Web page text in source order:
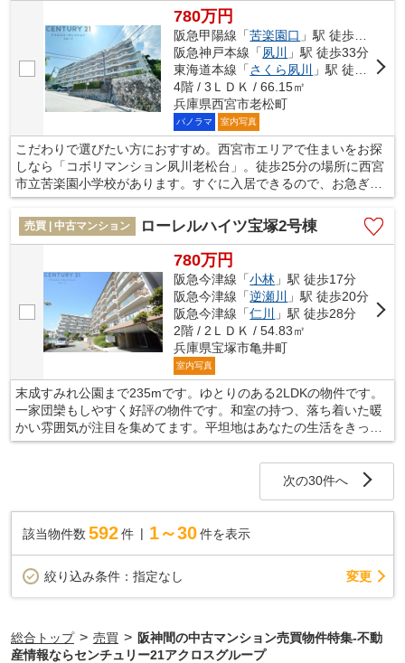
電話にてお待ちしております。780万円
阪急甲陽線「苦楽園口 」駅 徒歩18分
阪急神戸本線「夙川
」駅 徒歩33分
東海道本線「さくら夙川
」駅 徒歩41分
4階 / 3ＬＤＫ / 66.15㎡
兵庫県西宮市老松町
パノラマ 室内写真
こだわりで選びたい方におすすめ。西宮市エリアで住まいをお探
しなら「コボリマンション夙川老松台」。徒歩25分の場所に西宮
市立苦楽園小学校があります。すぐに入居できるので、お急ぎの
方も安心してお問い合わせください。専有面積66.15㎡もあるお部
屋で快適な生活をしましょう。当社スタッフがお客さまの住まい
探しをお手伝い致します。阪急甲陽線苦楽園口周辺の不動産情報
をお求めでしたら、お気軽に当社へお問い合わせ下さい。
売買 | 中古マンション ローレルハイツ宝塚2号棟
780万円
阪急今津線「小林 」駅 徒歩17分
阪急今津線「逆瀬川
」駅 徒歩20分
阪急今津線「仁川
」駅 徒歩28分
2階 / 2ＬＤＫ / 54.83㎡
兵庫県宝塚市亀井町
室内写真
末成すみれ公園まで235mです。ゆとりのある2LDKの物件です。
一家団欒もしやすく好評の物件です。和室の持つ、落ち着いた暖
かい雰囲気が注目を集めてます。平坦地はあなたの生活をきっと
豊かにしてくれるでしょう。新居をお求めなら、地域に詳しい当
社にご依頼下さい。お客様のこだわりやご要望などがあれば、メ
ール又はお電話から当社までお申し付けください。次の30件へ
該当物件数 592件 1～30 件を表示
絞り込み条件： 指定なし 変更
総合トップ > 売買 > 阪神間の中古マンション売買物件特集-不動
産情報ならセンチュリー21アクロスグループ